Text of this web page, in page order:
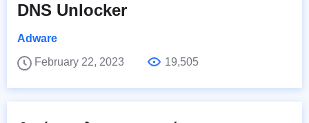
DNS Unlocker
Adware
February 22, 2023
19,505